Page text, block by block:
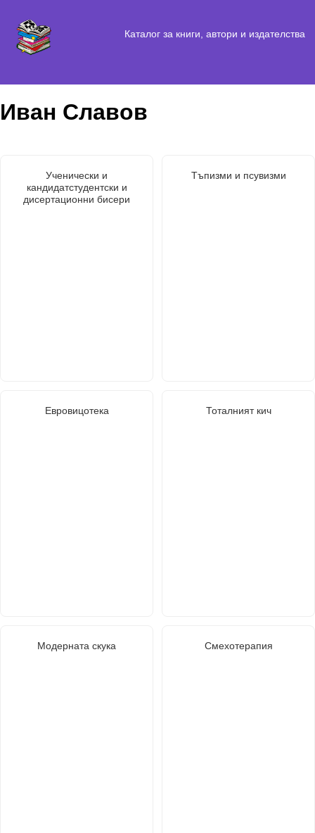
Каталог за книги, автори и издателства
Иван Славов
Ученически и
кандидатстудентски и
дисертационни бисери
Тъпизми и псувизми
Евровицотека Тоталният кич
Модерната скука Смехотерапия